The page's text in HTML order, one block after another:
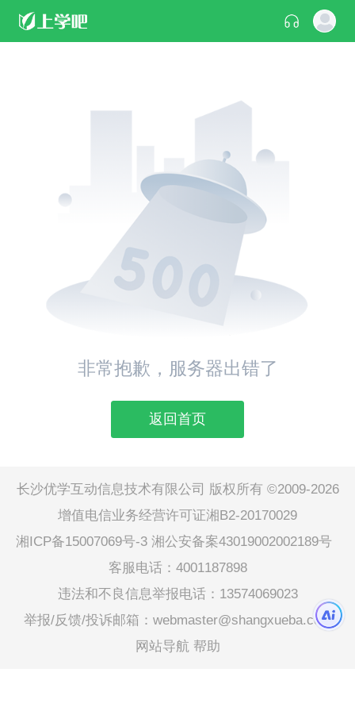
非常抱歉，服务器出错了
返回首页
长沙优学互动信息技术有限公司 版权所有 ©2009-2026
增值电信业务经营许可证湘B2-20170029
湘ICP备15007069号-3 湘公安备案43019002002189号
客服电话：4001187898
违法和不良信息举报电话：13574069023
举报/反馈/投诉邮箱：webmaster@shangxueba.com
网站导航 帮助